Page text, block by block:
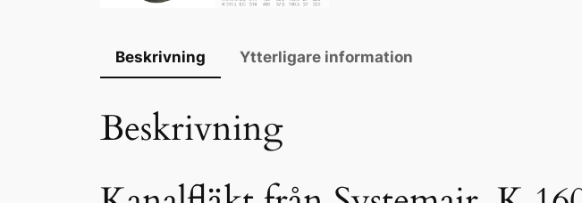
Beskrivning Ytterligare information
Beskrivning